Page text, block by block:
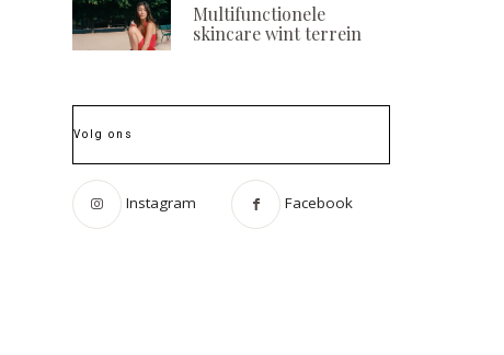
Multifunctionele
skincare wint terrein
Volg ons
Instagram Facebook